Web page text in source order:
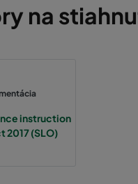
na
instruction
2017 (SLO)